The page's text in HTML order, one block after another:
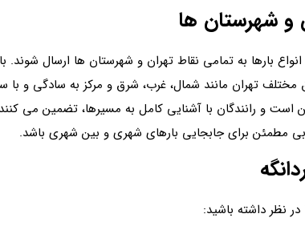
و شهرستان ها
بارها به تمامی نقاط تهران و شهرستان ها ارسال
تهران مانند شمال، غرب، شرق و مرکز به سادگی و با
و رانندگان با آشنایی کامل به مسیرها، تضمین می
مطمئن برای جابجایی بارهای شهری و بین‌ شهری باشد.
نظر داشته باشید: